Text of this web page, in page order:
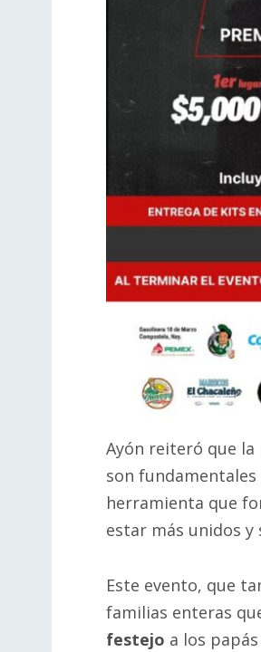
Ayón reiteró que
son
herramienta que
estar más unidos y
Este evento, que
familias enteras
festejo a los